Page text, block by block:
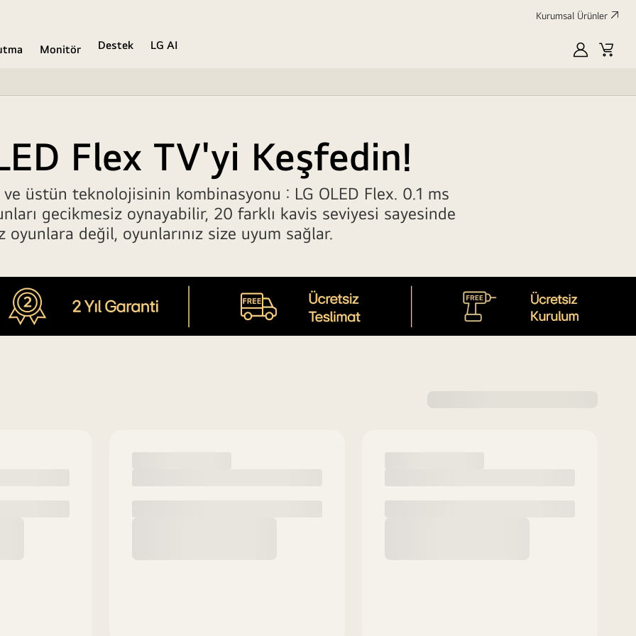
Kurumsal Ürünler
Monitör Destek
LG AI
MyLG
Flex TV'yi Keşfedin!
ve üstün teknolojisinin kombinasyonu : LG OLED Flex. 0.1 ms
gecikmesiz oynayabilir, 20 farklı kavis seviyesi sayesinde
oyunlara değil, oyunlarınız size uyum sağlar.